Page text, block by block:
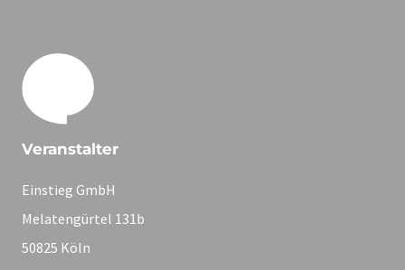
Veranstalter
Einstieg GmbH
Melatengürtel 131b
50825 Köln